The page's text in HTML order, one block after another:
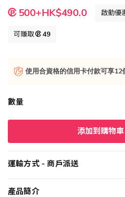
特
殊
啟動優
500+HK$490.0
可賺取 49
使用合資格的信用卡付款可享
數量
添加到購物車
運輸方式 - 商戶派送
產品簡介